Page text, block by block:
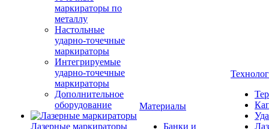
маркираторы по
металлу
Настольные
ударно-точечные
маркираторы
Интегрируемые
ударно-точечные
маркираторы
Дополнительное
оборудование
Лазерные маркираторы
Материалы
Банки и